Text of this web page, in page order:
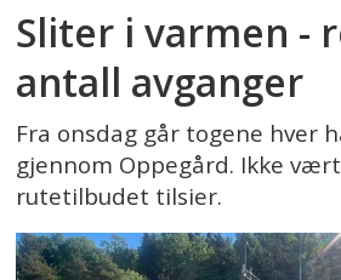
Sliter i varmen -
antall avganger
Fra onsdag går togene hver
gjennom Oppegård. Ikke
rutetilbudet tilsier.